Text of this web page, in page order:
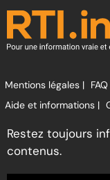
Mentions légales |
Aide et informations |
Restez toujours
contenus.